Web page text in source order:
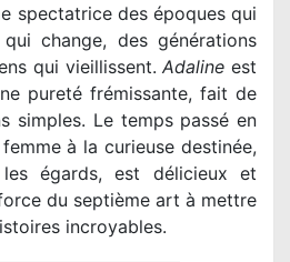
spectatrice des époques qui
change, des générations
qui vieillissent.Adaline est
pureté frémissante, fait de
simples. Le temps passé en
à la curieuse destinée,
égards, est délicieux et
du septième art à mettre
incroyables.